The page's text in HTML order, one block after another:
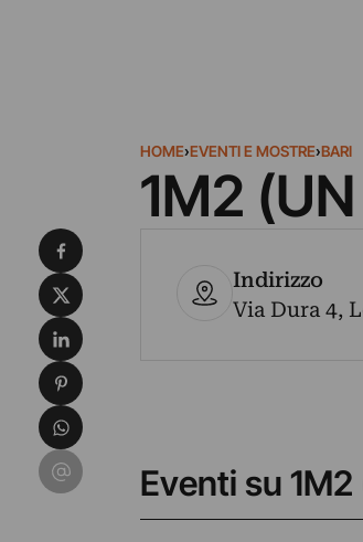
HOME›EVENTI E MOSTRE›BARI
1M2
Indirizzo
Via Dura 4,
Eventi su 1M2
Condividi su Facebook
Condividi su X
Condividi su LinkedIn
Condividi su Pinterest
Condividi su WhatsApp
Condividi su Email